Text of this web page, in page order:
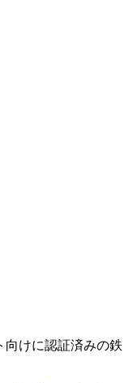
向けに認証済みの鉄